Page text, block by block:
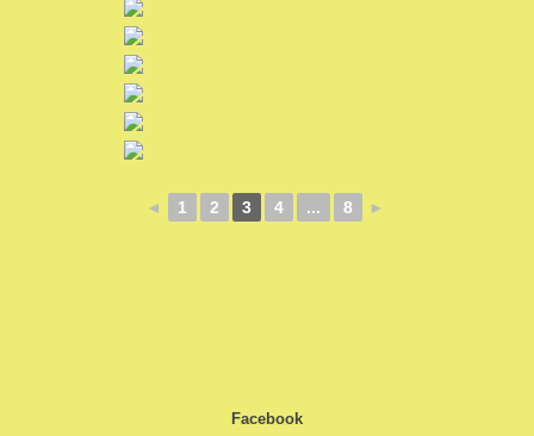
Ticket-Shop / Termine
◄ 1 2 3 4 ... 8 ►
Facebook